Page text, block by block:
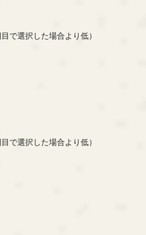
で選択した場合より低）
で選択した場合より低）